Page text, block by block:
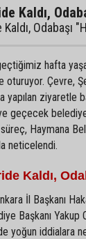
Kaldı,
Odabaşı
hafta
oturuyor. Çevre,
yapılan ziyaretle
geçecek belediye
Haymana
neticelendi.
Kaldı,
İl Başkanı
Başkanı Yakup
yoğun iddialara